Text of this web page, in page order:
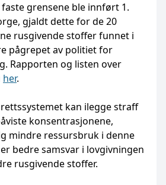
grensene ble innført 1.
gjaldt dette for de 20
rusgivende stoffer funnet i
pågrepet av politiet for
Rapporten og listen over
her.
kan ilegge straff
konsentrasjonene,
mindre ressursbruk i denne
bedre samsvar i lovgivningen
rusgivende stoffer.